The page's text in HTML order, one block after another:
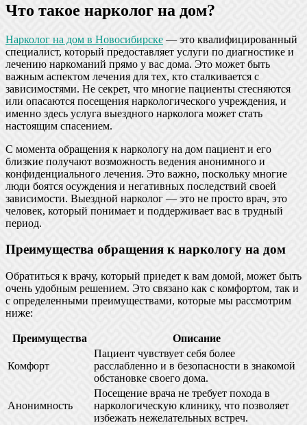
Что такое нарколог на дом?
Нарколог на дом в Новосибирске — это квалифицированный
специалист, который предоставляет услуги по диагностике и
лечению наркоманий прямо у вас дома. Это может быть
важным аспектом лечения для тех, кто сталкивается с
зависимостями. Не секрет, что многие пациенты стесняются
или опасаются посещения наркологического учреждения, и
именно здесь услуга выездного нарколога может стать
настоящим спасением.
С момента обращения к наркологу на дом пациент и его
близкие получают возможность ведения анонимного и
конфиденциального лечения. Это важно, поскольку многие
люди боятся осуждения и негативных последствий своей
зависимости. Выездной нарколог — это не просто врач, это
человек, который понимает и поддерживает вас в трудный
период.
Преимущества обращения к наркологу на дом
Обратиться к врачу, который приедет к вам домой, может быть
очень удобным решением. Это связано как с комфортом, так и
с определенными преимуществами, которые мы рассмотрим
ниже:
Преимущества Описание
Комфорт
Пациент чувствует себя более
расслабленно и в безопасности в знакомой
обстановке своего дома.
Анонимность
Посещение врача не требует похода в
наркологическую клинику, что позволяет
избежать нежелательных встреч.